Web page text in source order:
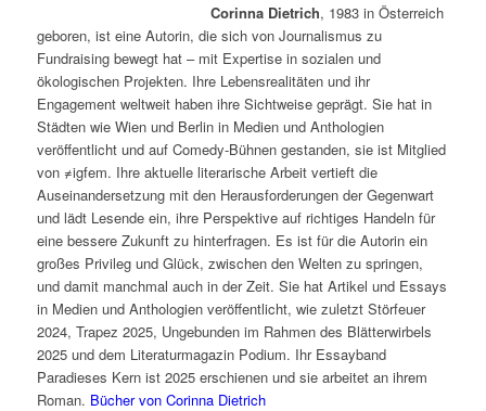
Corinna Dietrich, 1983 in Österreich
geboren, ist eine Autorin, die sich von Journalismus zu
Fundraising bewegt hat – mit Expertise in sozialen und
ökologischen Projekten. Ihre Lebensrealitäten und ihr
Engagement weltweit haben ihre Sichtweise geprägt. Sie hat in
Städten wie Wien und Berlin in Medien und Anthologien
veröffentlicht und auf Comedy-Bühnen gestanden, sie ist Mitglied
von ≠igfem. Ihre aktuelle literarische Arbeit vertieft die
Auseinandersetzung mit den Herausforderungen der Gegenwart
und lädt Lesende ein, ihre Perspektive auf richtiges Handeln für
eine bessere Zukunft zu hinterfragen. Es ist für die Autorin ein
großes Privileg und Glück, zwischen den Welten zu springen,
und damit manchmal auch in der Zeit. Sie hat Artikel und Essays
in Medien und Anthologien veröffentlicht, wie zuletzt Störfeuer
2024, Trapez 2025, Ungebunden im Rahmen des Blätterwirbels
2025 und dem Literaturmagazin Podium. Ihr Essayband
Paradieses Kern ist 2025 erschienen und sie arbeitet an ihrem
Roman. Bücher von Corinna Dietrich